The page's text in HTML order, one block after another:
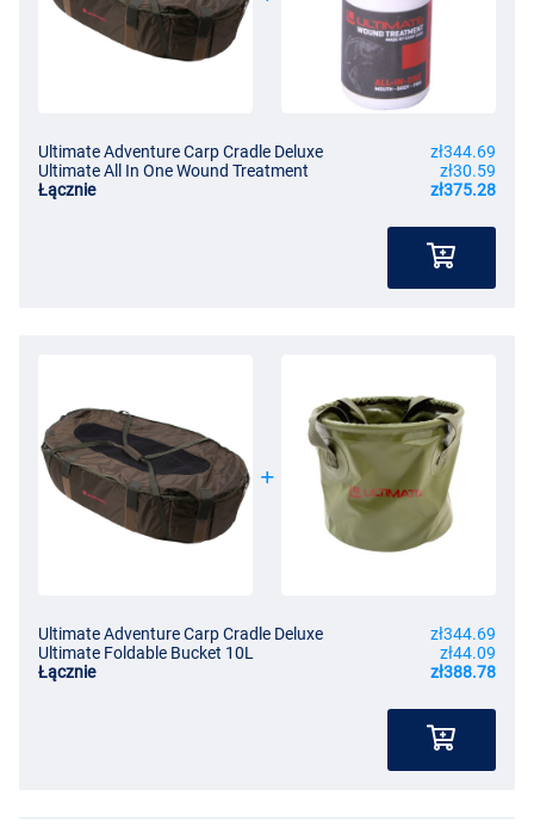
Ultimate Adventure Carp Cradle Deluxe
zł344.69
Ultimate All In One Wound Treatment
zł30.59
Łącznie
zł375.28
Ultimate Adventure Carp Cradle Deluxe
zł344.69
Ultimate Foldable Bucket 10L
zł44.09
Łącznie
zł388.78